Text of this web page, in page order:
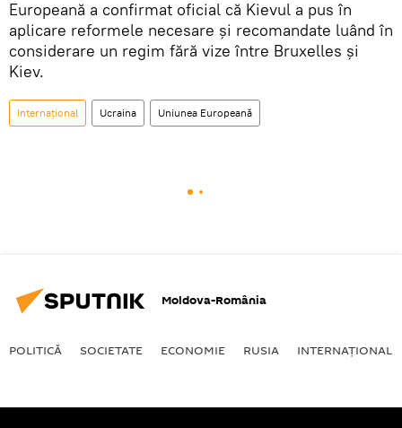
Europeană a confirmat oficial că Kievul a pus în
aplicare reformele necesare și recomandate luând în
considerare un regim fără vize între Bruxelles și
Kiev.
Internaţional Ucraina Uniunea Europeană
Moldova-România
POLITICĂ SOCIETATE ECONOMIE RUSIA INTERNAŢIONAL